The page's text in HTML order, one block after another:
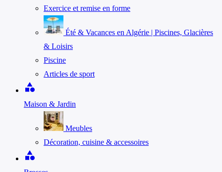
Exercice et remise en forme
Été & Vacances en Algérie | Piscines, Glacières
& Loisirs
Piscine
Articles de sport
category
Maison & Jardin
Meubles
Décoration, cuisine & accessoires
category